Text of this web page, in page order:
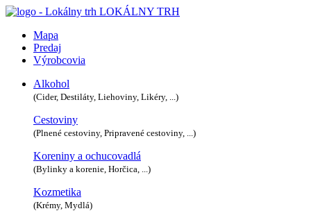
LOKÁLNY TRH
Mapa
Predaj
Výrobcovia
Alkohol
(Cider, Destiláty, Liehoviny, Likéry, ...)
Cestoviny
(Plnené cestoviny, Pripravené cestoviny, ...)
Koreniny a ochucovadlá
(Bylinky a korenie, Horčica, ...)
Kozmetika
(Krémy, Mydlá)